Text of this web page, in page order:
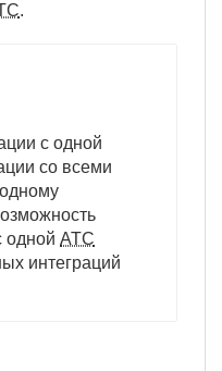
.
с одной
со всеми
одной АТС
интеграций